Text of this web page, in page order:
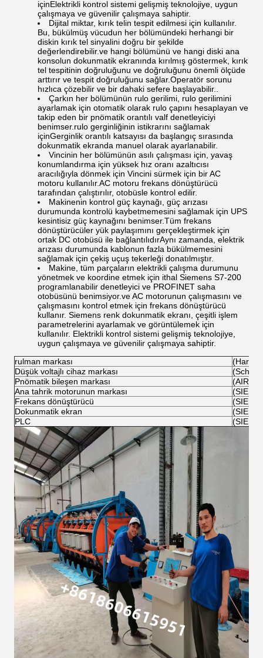
içinElektrikli kontrol sistemi gelişmiş teknolojiye, uygun
çalışmaya ve güvenilir çalışmaya sahiptir.
Dijital miktar, kırık telin tespit edilmesi için kullanılır.
Bu, bükülmüş vücudun her bölümündeki herhangi bir
diskin kırık tel sinyalini doğru bir şekilde
değerlendirebilir.ve hangi bölümünü ve hangi diski ana
konsolun dokunmatik ekranında kırılmış göstermek, kırık
tel tespitinin doğruluğunu ve doğruluğunu önemli ölçüde
arttırır ve tespit doğruluğunu sağlar.Operatör sorunu
hızlıca çözebilir ve bir dahaki sefere başlayabilir..
Çarkın her bölümünün rulo gerilimi, rulo gerilimini
ayarlamak için otomatik olarak rulo çapını hesaplayan ve
takip eden bir pnömatik orantılı valf denetleyiciyi
benimser.rulo gerginliğinin istikrarını sağlamak
içinGerginlik orantılı katsayısı da başlangıç sırasında
dokunmatik ekranda manuel olarak ayarlanabilir.
Vincinin her bölümünün asılı çalışması için, yavaş
konumlandırma için yüksek hız oranı azaltıcısı
aracılığıyla dönmek için Vincini sürmek için bir AC
motoru kullanılır.AC motoru frekans dönüştürücü
tarafından çalıştırılır, otobüsle kontrol edilir.
Makinenin kontrol güç kaynağı, güç arızası
durumunda kontrolü kaybetmemesini sağlamak için UPS
kesintisiz güç kaynağını benimser.Tüm frekans
dönüştürücüler yük paylaşımını gerçekleştirmek için
ortak DC otobüsü ile bağlantılıdırAynı zamanda, elektrik
arızası durumunda kablonun fazla bükülmemesini
sağlamak için çekiş uçuş tekerleği donatılmıştır.
Makine, tüm parçaların elektrikli çalışma durumunu
yönetmek ve koordine etmek için ithal Siemens S7-200
programlanabilir denetleyici ve PROFINET saha
otobüsünü benimsiyor.ve AC motorunun çalışmasını ve
çalışmasını kontrol etmek için frekans dönüştürücü
kullanır. Siemens renk dokunmatik ekranı, çeşitli işlem
parametrelerini ayarlamak ve görüntülemek için
kullanılır. Elektrikli kontrol sistemi gelişmiş teknolojiye,
uygun çalışmaya ve güvenilir çalışmaya sahiptir.
rulman markası
Düşük voltajlı cihaz markası
Pnömatik bileşen markası
Ana tahrik motorunun markası
Frekans dönüştürücü
Dokunmatik ekran
PLC